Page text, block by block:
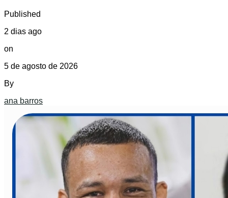
Published
2 dias ago
on
5 de agosto de 2026
By
ana barros